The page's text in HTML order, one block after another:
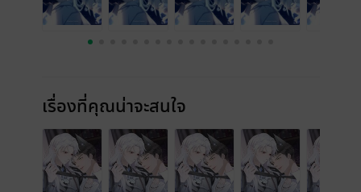
เรื่องที่คุณน่าจะสนใจ